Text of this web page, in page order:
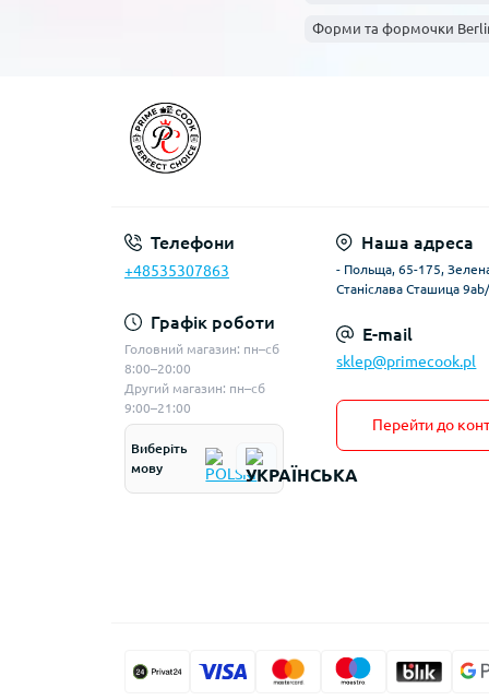
Форми та формочки
Телефони
+48535307863
Графік роботи
Головний магазин: пн–сб
8:00–20:00
Другий магазин: пн–сб
9:00–21:00
Виберіть
мову
Наша адреса
- Польща, 65-175,
Станіслава Сташица
E-mail
sklep@primecook.pl
Перейти до